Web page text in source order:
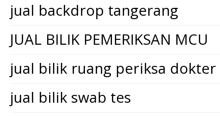
jual backdrop tangerang
JUAL BILIK PEMERIKSAN MCU
jual bilik ruang periksa dokter
jual bilik swab tes